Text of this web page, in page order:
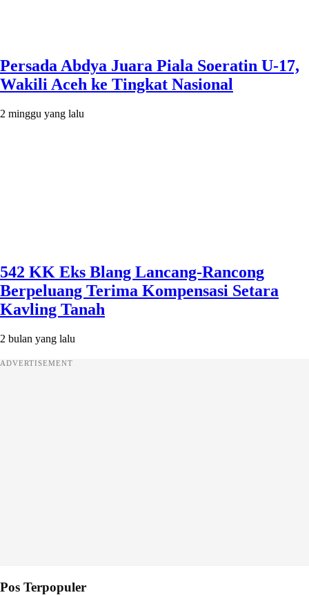
Persada Abdya Juara Piala Soeratin U-17,
Wakili Aceh ke Tingkat Nasional
2 minggu yang lalu
542 KK Eks Blang Lancang-Rancong
Berpeluang Terima Kompensasi Setara
Kavling Tanah
2 bulan yang lalu
ADVERTISEMENT
Pos Terpopuler